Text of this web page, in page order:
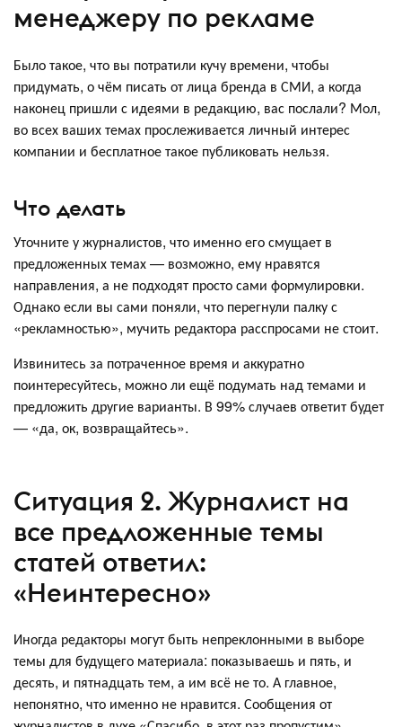
менеджеру по рекламе
Было такое, что вы потратили кучу времени, чтобы
придумать, о чём писать от лица бренда в СМИ, а когда
наконец пришли с идеями в редакцию, вас послали? Мол,
во всех ваших темах прослеживается личный интерес
компании и бесплатное такое публиковать нельзя.
Что делать
Уточните у журналистов, что именно его смущает в
предложенных темах — возможно, ему нравятся
направления, а не подходят просто сами формулировки.
Однако если вы сами поняли, что перегнули палку с
«рекламностью», мучить редактора расспросами не стоит.
Извинитесь за потраченное время и аккуратно
поинтересуйтесь, можно ли ещё подумать над темами и
предложить другие варианты. В 99% случаев ответит будет
— «да, ок, возвращайтесь».
Ситуация 2. Журналист на
все предложенные темы
статей ответил:
«Неинтересно»
Иногда редакторы могут быть непреклонными в выборе
темы для будущего материала: показываешь и пять, и
десять, и пятнадцать тем, а им всё не то. А главное,
непонятно, что именно не нравится. Сообщения от